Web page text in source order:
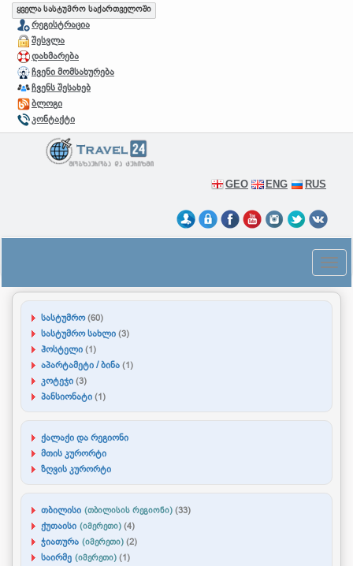
ყველა სასტუმრო საქართველოში
რეგისტრაცია
შესვლა
დახმარება
ჩვენი მომსახურება
ჩვენს შესახებ
ბლოგი
კონტაქტი
GEO ENG RUS
სასტუმრო(60)
სასტუმრო სახლი (3)
ჰოსტელი (1)
აპარტამეტი / ბინა (1)
კოტეჯი (3)
პანსიონატი (1)
ქალაქი და რეგიონი
მთის კურორტი
ზღვის კურორტი
თბილისი (თბილისის რეგიონი) (33)
ქუთაისი (იმერეთი) (4)
ჭიათურა (იმერეთი) (2)
საირმე (იმერეთი) (1)